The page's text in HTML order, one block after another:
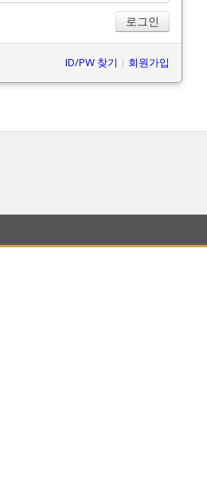
ID/PW 찾기 | 회원가입